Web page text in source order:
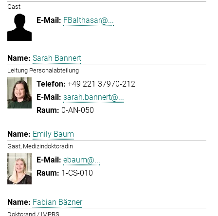
Gast
FBalthasar@...
Sarah Bannert
Leitung Personalabteilung
+49 221 37970-212
sarah.bannert@...
0-AN-050
Emily Baum
Gast, Medizindoktoradin
ebaum@...
1-CS-010
Fabian Bäzner
Doktorand / IMPRS